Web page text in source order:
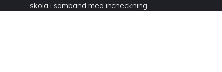
skola i samband med incheckning.